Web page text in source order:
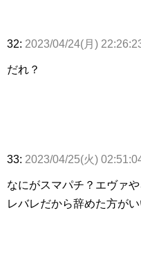
32: 2023/04/24(月)
だれ？
33: 2023/04/25(火)
なにがスマパチ？エヴァ
レバレだから辞めた方が